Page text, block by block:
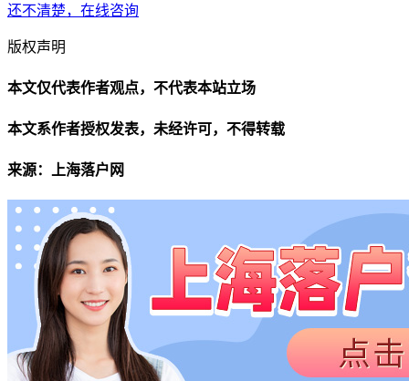
还不清楚，在线咨询
版权声明
本文仅代表作者观点，不代表本站立场
本文系作者授权发表，未经许可，不得转载
来源：上海落户网